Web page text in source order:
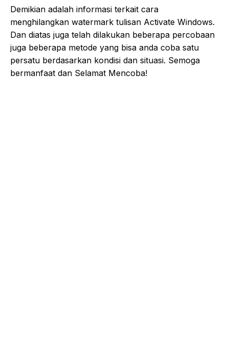
Demikian adalah informasi terkait cara
menghilangkan watermark tulisan Activate Windows.
Dan diatas juga telah dilakukan beberapa percobaan
juga beberapa metode yang bisa anda coba satu
persatu berdasarkan kondisi dan situasi. Semoga
bermanfaat dan Selamat Mencoba!